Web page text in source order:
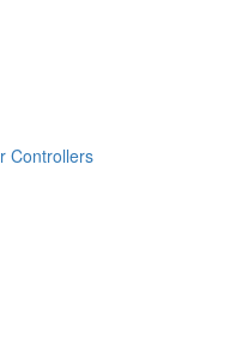
Controllers